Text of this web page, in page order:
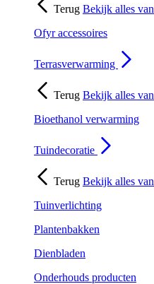
Terug Bekijk alles van
Ofyr accessoires
Terrasverwarming
Terug Bekijk alles van
Bioethanol verwarming
Tuindecoratie
Terug Bekijk alles van
Tuinverlichting
Plantenbakken
Dienbladen
Onderhouds producten